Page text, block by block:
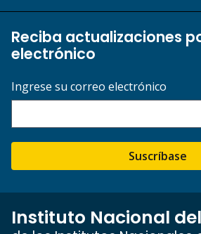
Reciba actualizaciones
electrónico
Ingrese su correo electrónico
Suscríbase
Instituto Nacional